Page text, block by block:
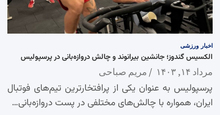
اخبار ورزشی
الکسیس گندوز؛ جانشین بیرانوند و چالش دروازه‌بانی در پرسپولیس
مرداد ۱۴, ۱۴۰۳ مریم صباحی
پرسپولیس به عنوان یکی از پرافتخارترین تیم‌های فوتبال
ایران، همواره با چالش‌های مختلفی در پست دروازه‌بانی…